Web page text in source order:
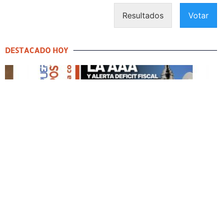
Resultados Votar
DESTACADO HOY